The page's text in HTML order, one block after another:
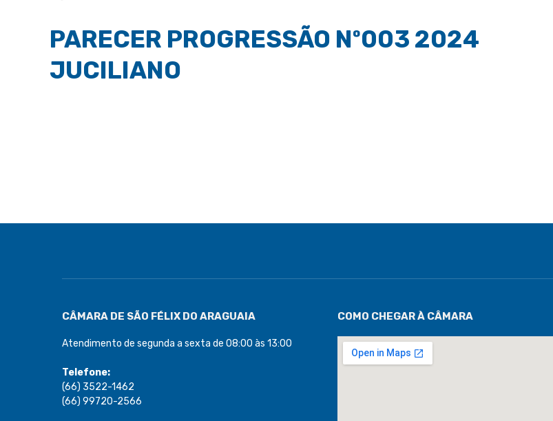
PARECER PROGRESSÃO Nº003 2024
JUCILIANO
CÂMARA DE SÃO FÉLIX DO ARAGUAIA
Atendimento de segunda a sexta de 08:00 às 13:00
Telefone:
(66) 3522-1462
(66) 99720-2566
COMO CHEGAR À CÂMARA